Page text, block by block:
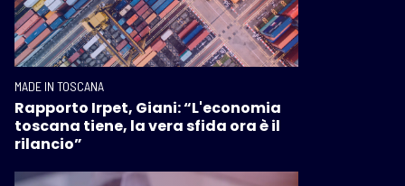
MADE IN TOSCANA
Rapporto Irpet, Giani: “L'economia
toscana tiene, la vera sfida ora è il
rilancio”